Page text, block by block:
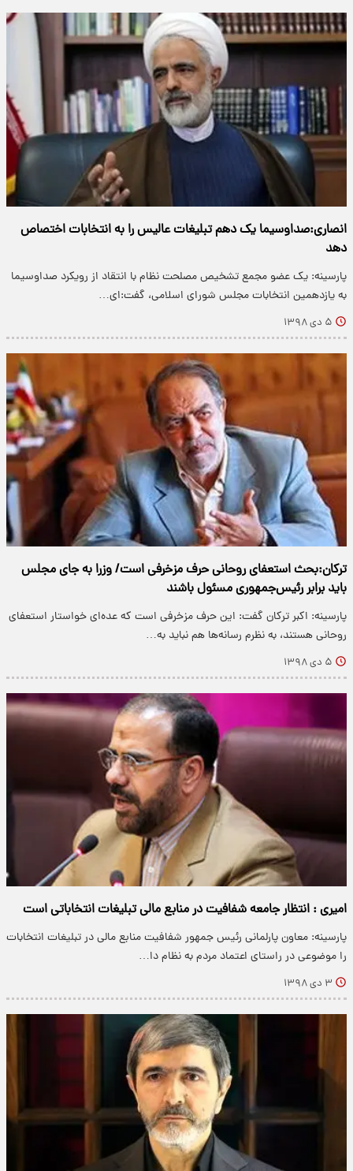
انصاری:صداوسیما یک دهم تبلیغات عالیس را به انتخابات اختصاص
دهد
پارسینه: یک عضو مجمع تشخیص مصلحت نظام با انتقاد از رویکرد صداوسیما
به یازدهمین انتخابات مجلس شورای اسلامی، گفت:‌ای…
۵ دی ۱۳۹۸
ترکان:بحث استعفای روحانی حرف مزخرفی است/ وزرا به جای مجلس
باید برابر رئیس‌جمهوری مسئول باشند
پارسینه: اکبر ترکان گفت: این حرف مزخرفی است که عده‌ای خواستار استعفای
روحانی هستند، به نظرم رسانه‌ها هم نباید به…
۵ دی ۱۳۹۸
امیری : انتظار جامعه شفافیت در منابع مالی تبلیغات انتخاباتی است
پارسینه: معاون پارلمانی رئیس جمهور شفافیت منابع مالی در تبلیغات انتخابات
را موضوعی در راستای اعتماد مردم به نظام دا…
۳ دی ۱۳۹۸